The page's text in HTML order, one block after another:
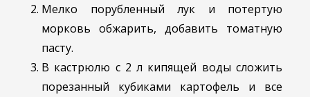
Мелко порубленный лук и потертую
морковь обжарить, добавить томатную
пасту.
В кастрюлю с 2 л кипящей воды сложить
порезанный кубиками картофель и все